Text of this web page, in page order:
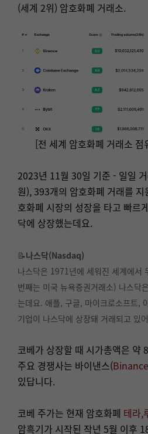
(세계 2위) 암호화폐 거래소.
[전 세계 암호화폐 거래소 점
2023년 11월 30일 기준 - 일일
원), 393개의 암호화폐 거래를
호화폐 시장의 성장을 타고 빠르
닥에 상장했는데요.
📝나스닥(Nasdaq)
나스닥은 1971년에 세워진 세계에서
번째는 미국 뉴욕증권거래소) 나스닥
는데요. 애플, 구글, 마이크로소프트,
기업이 나스닥에 상장돼 거래되고 있
코베가 상장할 때 시가총액은 약
주요 경쟁사는 바이낸스(Binance
있답니다.
코베 주가는 현재 암호화폐 테라,
암흑기가 시작된 작년 5월 이후